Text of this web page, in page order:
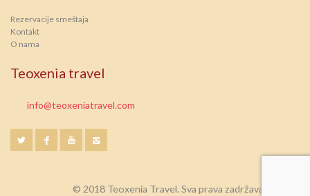
Rezervacije smeštaja
Kontakt
O nama
Teoxenia travel
info@teoxeniatravel.com
© 2018 Teoxenia Travel. Sva prava zadržava.